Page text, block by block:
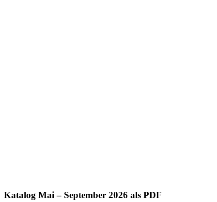
Katalog Mai – September 2026 als PDF